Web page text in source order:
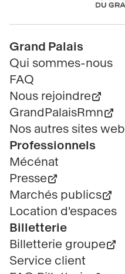
Pied
de
page
Grand Palais
Qui sommes-nous
FAQ
Nous rejoindre
GrandPalaisRmn
Nos autres sites web
Professionnels
Mécénat
Presse
Marchés publics
Location d'espaces
Billetterie
Billetterie groupe
Service client